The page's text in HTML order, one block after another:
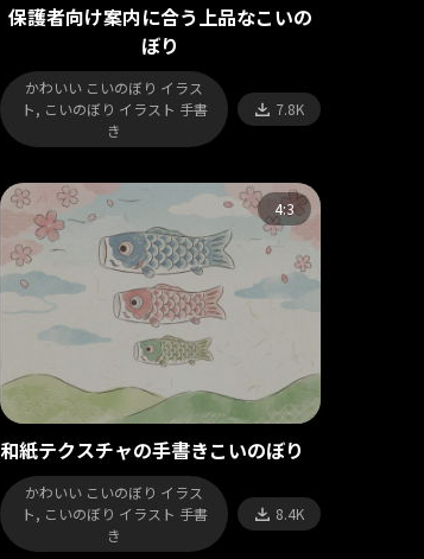
保護者向け案内に合う上品なこいの
ぼり
かわいい こいのぼり イラス
ト, こいのぼり イラスト 手書
き
7.8K
4:3
和紙テクスチャの手書きこいのぼり
かわいい こいのぼり イラス
ト, こいのぼり イラスト 手書
き
8.4K